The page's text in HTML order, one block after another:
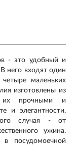
- это удобный и
него входят один
маленьких
изготовлены из
их прочными и
и элегантности,
случая - от
ужина.
посудомоечной